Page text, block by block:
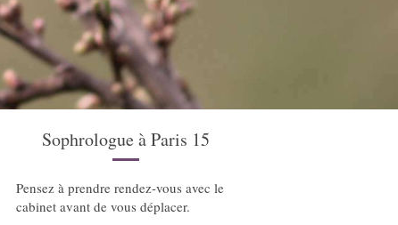
Sophrologue à Paris 15
Pensez à prendre rendez-vous avec le
cabinet avant de vous déplacer.